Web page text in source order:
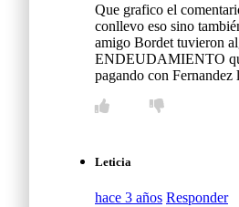
Que grafico el
conllevo eso sino
amigo Bordet tuvieron
ENDEUDAMIENTO
pagando con Fernandez
Leticia
hace 3 años Responder